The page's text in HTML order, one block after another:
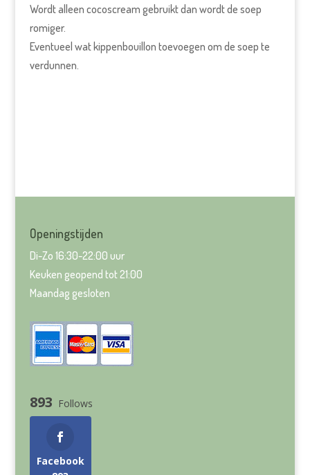
Wordt alleen cocoscream gebruikt dan wordt de soep
romiger.
Eventueel wat kippenbouillon toevoegen om de soep te
verdunnen.
Openingstijden
Di-Zo 16:30-22:00 uur
Keuken geopend tot 21:00
Maandag gesloten
893 Follows
Facebook